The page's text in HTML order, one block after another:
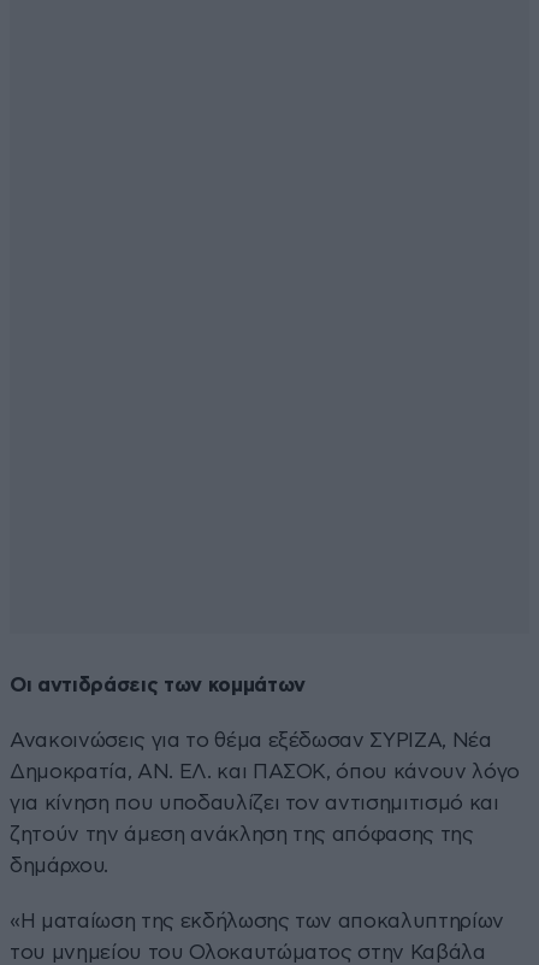
Οι αντιδράσεις των κομμάτων
Ανακοινώσεις για το θέμα εξέδωσαν ΣΥΡΙΖΑ, Νέα
Δημοκρατία, ΑΝ. ΕΛ. και ΠΑΣΟΚ, όπου κάνουν λόγο
για κίνηση που υποδαυλίζει τον αντισημιτισμό και
ζητούν την άμεση ανάκληση της απόφασης της
δημάρχου.
«Η ματαίωση της εκδήλωσης των αποκαλυπτηρίων
του μνημείου του Ολοκαυτώματος στην Καβάλα